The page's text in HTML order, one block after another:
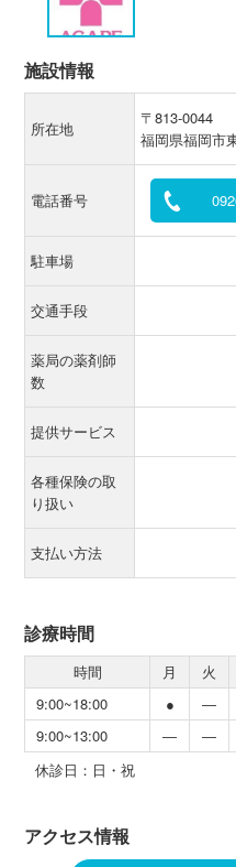
施設情報
所在地
〒813-0044
福岡県福岡市
電話番号
駐車場
交通手段
薬局の薬剤師
数
提供サービス
各種保険の取
り扱い
支払い方法
診療時間
時間 月 火
9:00~18:00
● ―
9:00~13:00
― ―
休診日：日・祝
アクセス情報